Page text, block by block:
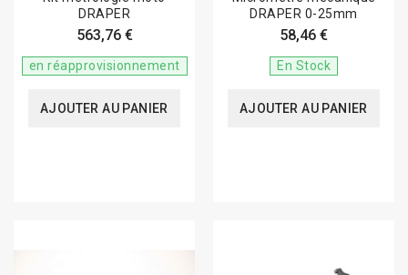
DRAPER
563,76 €
en réapprovisionnement
AJOUTER AU PANIER
DRAPER 0-25mm
58,46 €
En Stock
AJOUTER AU PANIER